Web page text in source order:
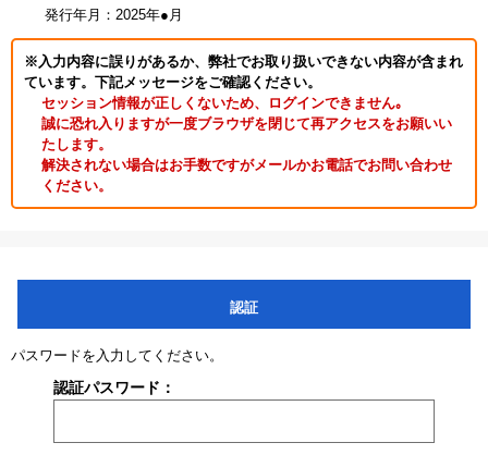
発行年月：2025年●月
※入力内容に誤りがあるか、弊社でお取り扱いできない内容が含まれ
ています。下記メッセージをご確認ください。
セッション情報が正しくないため、ログインできません｡
誠に恐れ入りますが一度ブラウザを閉じて再アクセスをお願いい
たします。
解決されない場合はお手数ですがメールかお電話でお問い合わせ
ください。
認証
パスワードを入力してください。
認証パスワード：